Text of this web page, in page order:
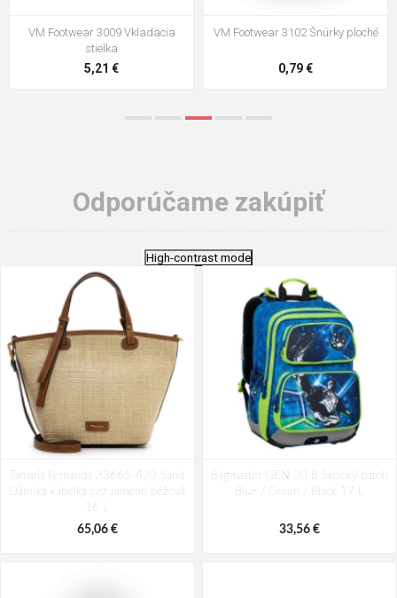
VM Footwear 3100 Šnúrky okrúhle
0,83 €
VM Footwear 3000 Vkladacia
4,41 €
Odporúčame zakúpiť
High-contrast mode
Tamaris Fernanda 33665-420 Sand
Dámska kabelka cez rameno béžová
16 L
65,06 €
Bagmaster GEN 20 B Školský batoh
Blue / Green / Black 17 L
33,56 €